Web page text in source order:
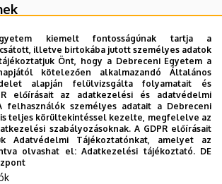
modellek; Turing-gépek;
elmélet; Nemdeterminisztikus számítási
Alkalmazások.
kiemelt fontosságúnak tartja a
illetve birtokába jutott személyes adatok
Önt, hogy a Debreceni Egyetem a
kötelezően alkalmazandó Általános
alapján felülvizsgálta folyamatait és
előírásait az adatkezelési és adatvédelmi
felhasználók személyes adatait a Debreceni
teljes körültekintéssel kezelte, megfelelve az
szabályozásoknak. A GDPR előírásait
Adatvédelmi Tájékoztatónkat, amelyet az
olvashat el:Adatkezelési tájékoztató. DE